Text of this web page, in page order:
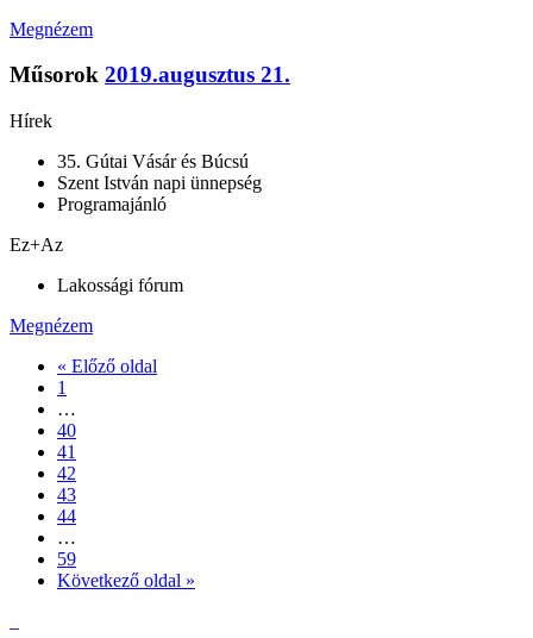
Megnézem
Műsorok 2019.augusztus 21.
Hírek
35. Gútai Vásár és Búcsú
Szent István napi ünnepség
Programajánló
Ez+Az
Lakossági fórum
Megnézem
« Előző oldal
1
…
40
41
42
43
44
…
59
Következő oldal »